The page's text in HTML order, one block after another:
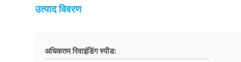
उत्पाद विवरण
अधिकतम रिवाइंडिंग स्पीड: